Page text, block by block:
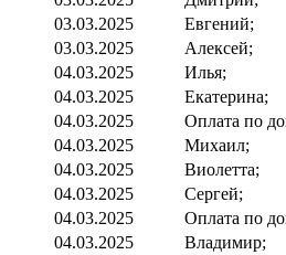
03.03.2025
Евгений;
03.03.2025
Алексей;
04.03.2025
Илья;
04.03.2025
Екатерина;
04.03.2025
Оплата по
04.03.2025
Михаил;
04.03.2025
Виолетта;
04.03.2025
Сергей;
04.03.2025
Оплата по
04.03.2025
Владимир;